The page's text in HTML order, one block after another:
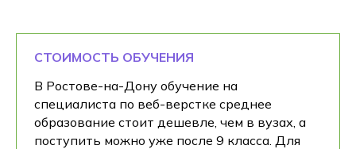
СТОИМОСТЬ ОБУЧЕНИЯ
В Ростове-на-Дону обучение на
специалиста по веб-верстке среднее
образование стоит дешевле, чем в вузах, а
поступить можно уже после 9 класса. Для